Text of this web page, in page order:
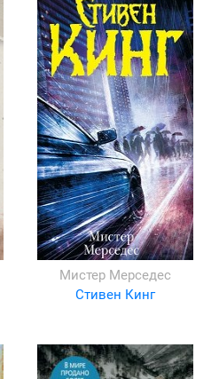
Мистер Мерседес
Стивен Кинг